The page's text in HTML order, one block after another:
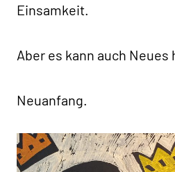
Einsamkeit.
Aber es kann auch Neues
Neuanfang.